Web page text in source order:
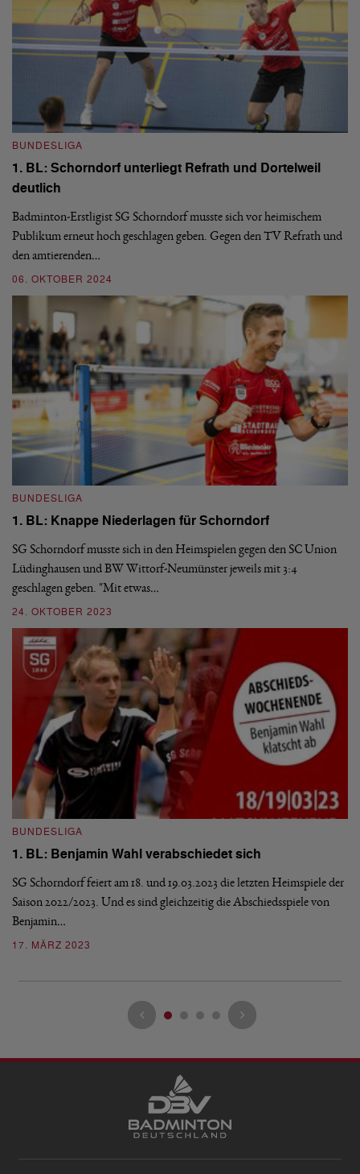
BUNDESLIGA
1. BL: Schorndorf unterliegt Refrath und Dortelweil
deutlich
Badminton-Erstligist SG Schorndorf musste sich vor heimischem
Publikum erneut hoch geschlagen geben. Gegen den TV Refrath und
den amtierenden…
06. OKTOBER 2024
BUNDESLIGA
1. BL: Knappe Niederlagen für Schorndorf
SG Schorndorf musste sich in den Heimspielen gegen den SC Union
Lüdinghausen und BW Wittorf-Neumünster jeweils mit 3:4
geschlagen geben. "Mit etwas…
24. OKTOBER 2023
BUNDESLIGA
1. BL: Benjamin Wahl verabschiedet sich
SG Schorndorf feiert am 18. und 19.03.2023 die letzten Heimspiele der
Saison 2022/2023. Und es sind gleichzeitig die Abschiedsspiele von
Benjamin…
17. MÄRZ 2023